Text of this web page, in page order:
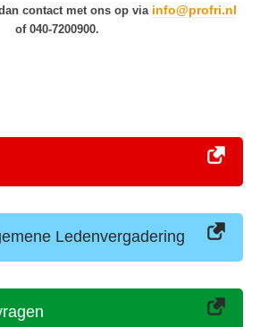
contact met ons op via info@profri.nl
of 040-7200900.
Ledenvergadering